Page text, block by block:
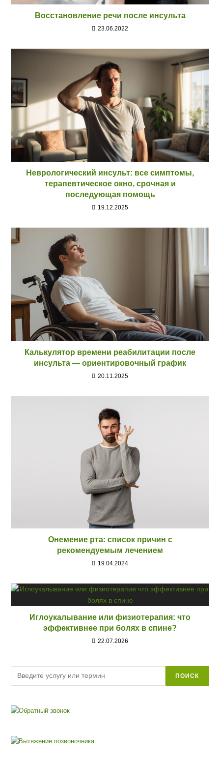
Восстановление речи после инсульта
23.06.2022
Неврологический инсульт: все симптомы,
терапевтическое окно, срочная и
последующая помощь
19.12.2025
Калькулятор времени реабилитации после
инсульта — ориентировочный график
20.11.2025
Онемение рта: список причин с
рекомендуемым лечением
19.04.2024
Иглоукалывание или физиотерапия: что
эффективнее при болях в спине?
22.07.2026
ПОИСК